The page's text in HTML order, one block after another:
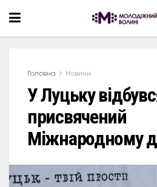
Головна Новини
У Луцьку
присвячений
Міжнародному